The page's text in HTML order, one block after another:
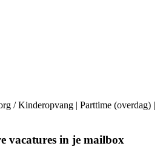
/ Kinderopvang | Parttime (overdag) |
vacatures in je mailbox